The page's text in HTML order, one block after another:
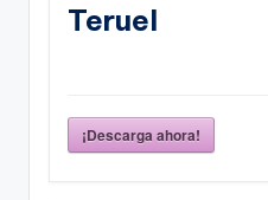
Teruel
¡Descarga ahora!